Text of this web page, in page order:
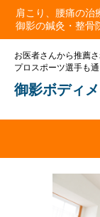
肩こり、腰痛の治
御影の鍼灸・整骨
御影ボディ
お医者さんから推薦
プロスポーツ選手も